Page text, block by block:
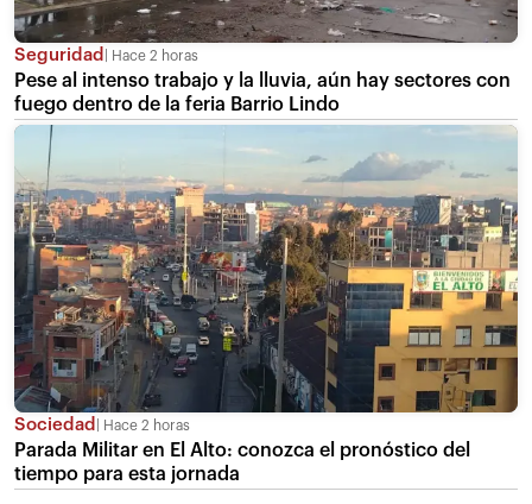
Seguridad Hace 2 horas
Pese al intenso trabajo y la lluvia, aún hay sectores con
fuego dentro de la feria Barrio Lindo
Sociedad Hace 2 horas
Parada Militar en El Alto: conozca el pronóstico del
tiempo para esta jornada